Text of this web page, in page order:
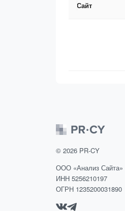
Сайт
© 2026 PR-CY
ООО «Анализ Сайта»
ИНН 5256210197
ОГРН 1235200031890